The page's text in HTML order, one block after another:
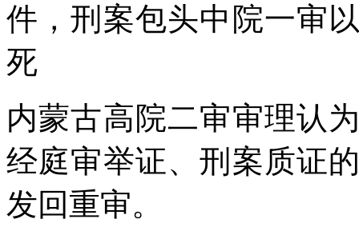
件，刑案包头中院一审
死
内蒙古高院二审审理认
经庭审举证、刑案质证
发回重审。